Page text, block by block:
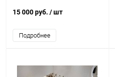
15 000 руб. / шт
Подробнее